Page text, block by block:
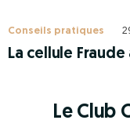
Conseils pratiques
La cellule Fraude
Le Club